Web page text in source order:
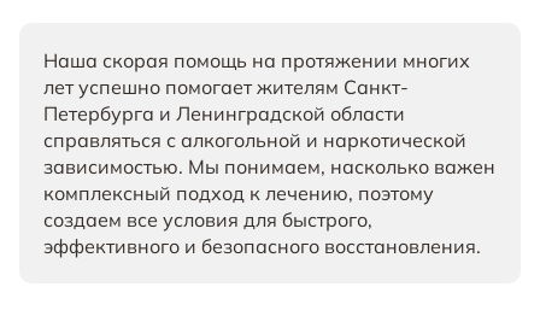
Наша скорая помощь на протяжении многих
лет успешно помогает жителям Санкт-
Петербурга и Ленинградской области
справляться с алкогольной и наркотической
зависимостью. Мы понимаем, насколько важен
комплексный подход к лечению, поэтому
создаем все условия для быстрого,
эффективного и безопасного восстановления.